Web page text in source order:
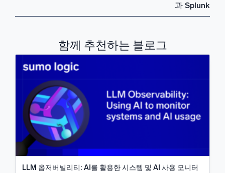
과 Splunk
함께 추천하는 블로그
LLM 옵저버빌리티: AI를 활용한 시스템 및 AI 사용 모니터